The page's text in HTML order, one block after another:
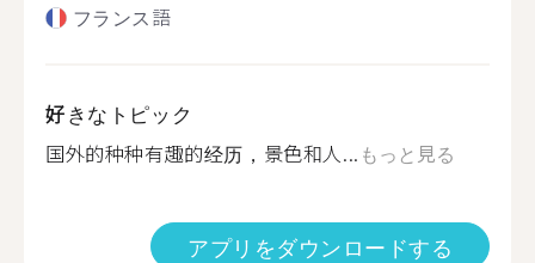
フランス語
好きなトピック
国外的种种有趣的经历，景色和人... もっと見る
アプリをダウンロードする